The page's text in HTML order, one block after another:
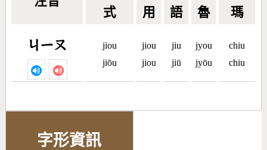
式 用 語 魯 瑪
ㄐㄧㄡ
jiou
jiōu
jiou
jiou
jiu
jiū
jyou
jyōu
chiu
chiu
字形資訊